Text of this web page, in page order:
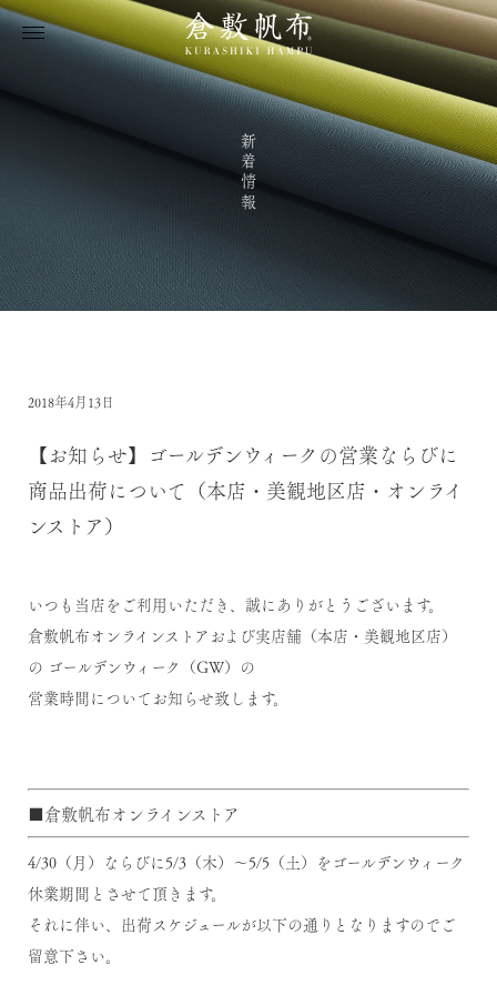
新着情報
2018年4月13日
【お知らせ】ゴールデンウィークの営業ならびに
商品出荷について（本店・美観地区店・オンライ
ンストア）
いつも当店をご利用いただき、誠にありがとうございます。
倉敷帆布オンラインストアおよび実店舗（本店・美観地区店）
の ゴールデンウィーク（GW）の
営業時間についてお知らせ致します。
■倉敷帆布オンラインストア
4/30（月）ならびに5/3（木）～5/5（土）をゴールデンウィーク
休業期間とさせて頂きます。
それに伴い、出荷スケジュールが以下の通りとなりますのでご
留意下さい。